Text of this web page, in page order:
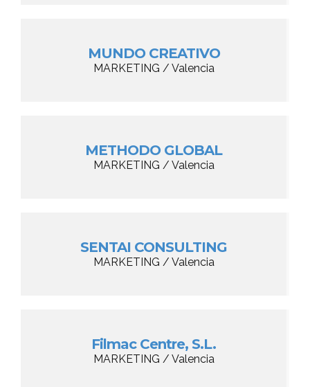
MUNDO CREATIVO
MARKETING / Valencia
METHODO GLOBAL
MARKETING / Valencia
SENTAI CONSULTING
MARKETING / Valencia
Filmac Centre, S.L.
MARKETING / Valencia